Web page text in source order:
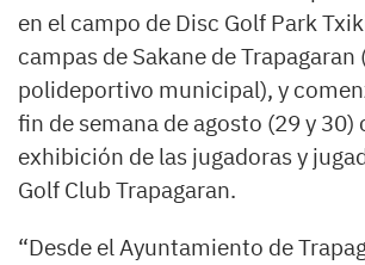
en el campo de Disc Golf Park
campas de Sakane de
polideportivo municipal), y
fin de semana de agosto (29 y 30)
exhibición de las jugadoras y
Golf Club Trapagaran.
“Desde el Ayuntamiento de